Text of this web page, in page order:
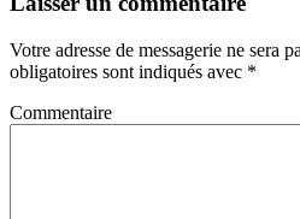
Votre adresse de messagerie ne sera
obligatoires sont indiqués avec *
Commentaire